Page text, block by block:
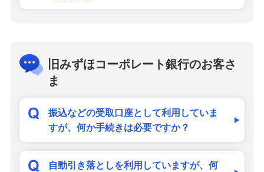
旧みずほコーポレート銀行のお客さ
ま
振込などの受取口座として利用していま
すが、何か手続きは必要ですか？
自動引き落としを利用していますが、何